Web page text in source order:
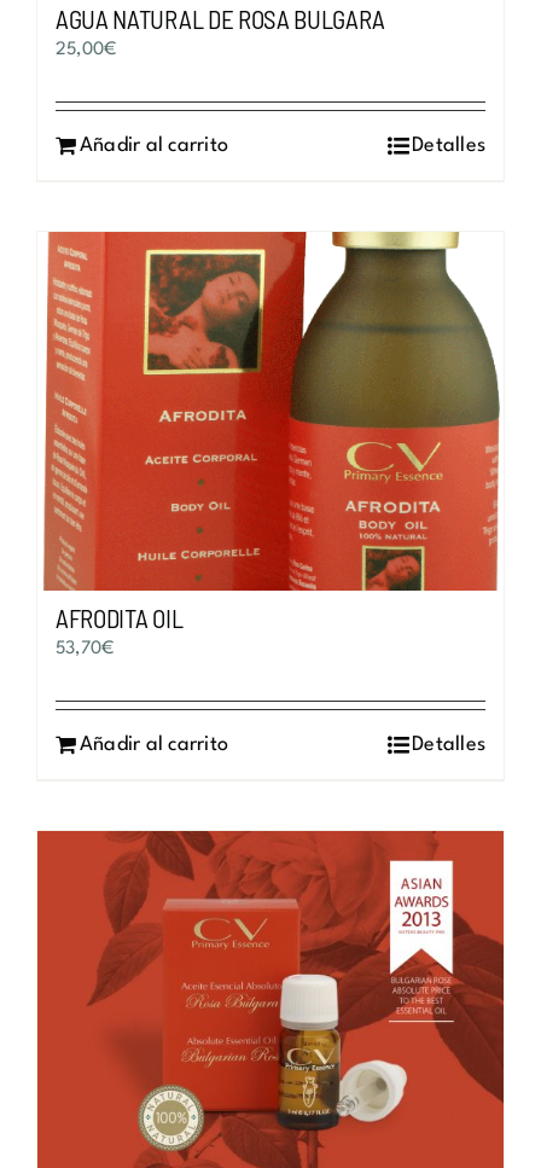
AGUA NATURAL DE ROSA BULGARA
25,00€
Añadir al carrito Detalles
AFRODITA OIL
53,70€
Añadir al carrito Detalles